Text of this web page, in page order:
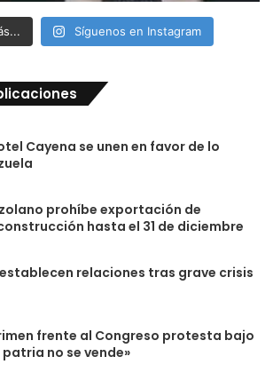
Síguenos en Instagram
Cayena se unen en favor de lo
prohíbe exportación de
hasta el 31 de diciembre
relaciones tras grave crisis
frente al Congreso protesta bajo
no se vende»